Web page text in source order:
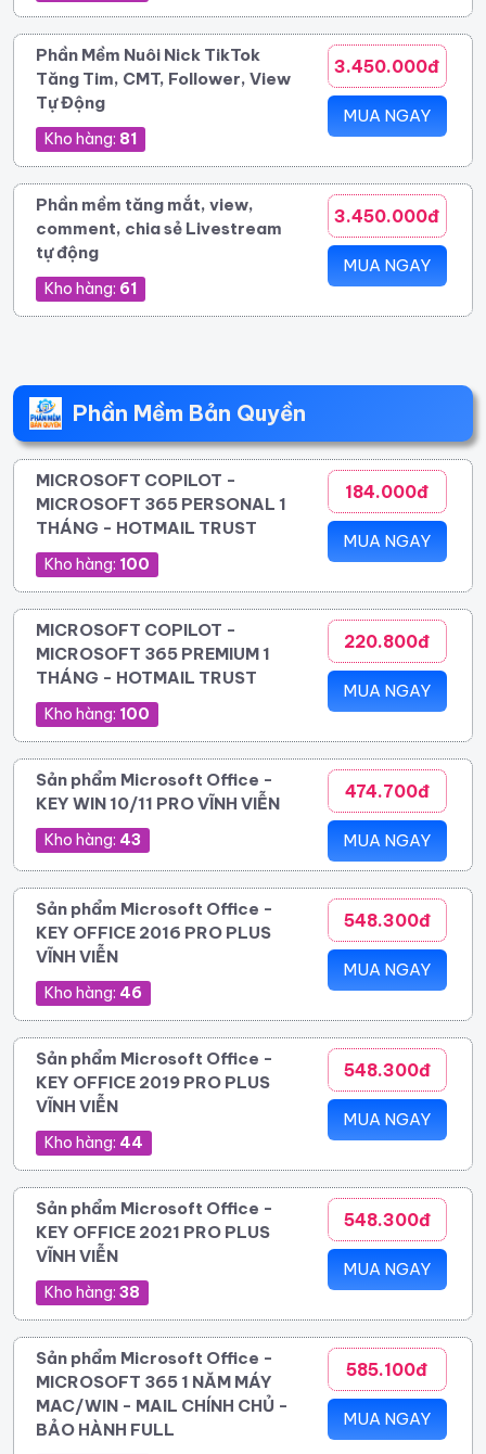
Phần Mềm Nuôi Nick TikTok
Tăng Tim, CMT, Follower, View
Tự Động
Kho hàng: 81
3.450.000đ
MUA NGAY
Phần mềm tăng mắt, view,
comment, chia sẻ Livestream
tự động
Kho hàng: 61
3.450.000đ
MUA NGAY
Phần Mềm Bản Quyền
MICROSOFT COPILOT -
MICROSOFT 365 PERSONAL 1
THÁNG - HOTMAIL TRUST
Kho hàng: 100
184.000đ
MUA NGAY
MICROSOFT COPILOT -
MICROSOFT 365 PREMIUM 1
THÁNG - HOTMAIL TRUST
Kho hàng: 100
220.800đ
MUA NGAY
Sản phẩm Microsoft Office -
KEY WIN 10/11 PRO VĨNH VIỄN
Kho hàng: 43
474.700đ
MUA NGAY
Sản phẩm Microsoft Office -
KEY OFFICE 2016 PRO PLUS
VĨNH VIỄN
Kho hàng: 46
548.300đ
MUA NGAY
Sản phẩm Microsoft Office -
KEY OFFICE 2019 PRO PLUS
VĨNH VIỄN
Kho hàng: 44
548.300đ
MUA NGAY
Sản phẩm Microsoft Office -
KEY OFFICE 2021 PRO PLUS
VĨNH VIỄN
Kho hàng: 38
548.300đ
MUA NGAY
Sản phẩm Microsoft Office -
MICROSOFT 365 1 NĂM MÁY
MAC/WIN - MAIL CHÍNH CHỦ -
BẢO HÀNH FULL
585.100đ
MUA NGAY